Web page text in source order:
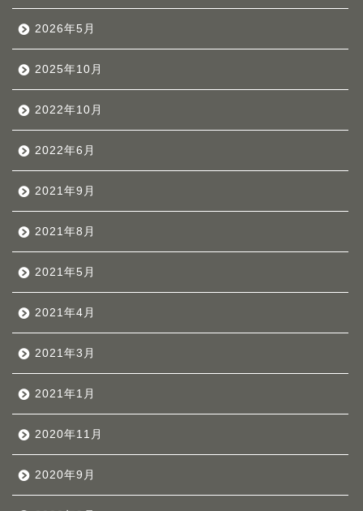
2026年5月
2025年10月
2022年10月
2022年6月
2021年9月
2021年8月
2021年5月
2021年4月
2021年3月
2021年1月
2020年11月
2020年9月